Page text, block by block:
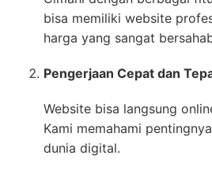
bisa memiliki website
harga yang sangat
Pengerjaan Cepat dan
Website bisa langsung
Kami memahami
dunia digital.